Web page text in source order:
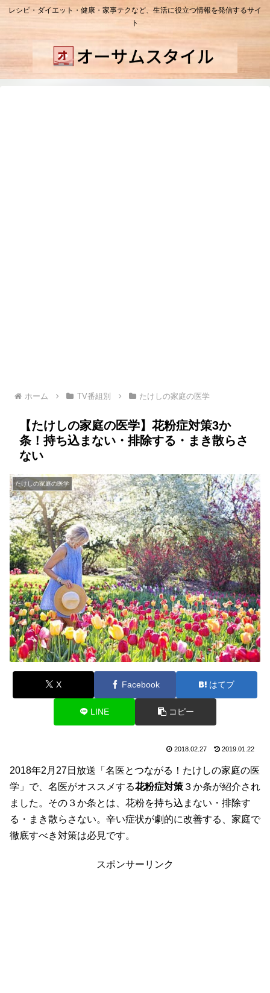
レシピ・ダイエット・健康・家事テクなど、生活に役立つ情報を発信するサイ
ト
ホーム TV番組別 たけしの家庭の医学
【たけしの家庭の医学】花粉症対策3か
条！持ち込まない・排除する・まき散らさ
ない
たけしの家庭の医学
X Facebook はてブ
LINE コピー
2018.02.27 2019.01.22
2018年2月27日放送「名医とつながる！たけしの家庭の医
学」で、名医がオススメする花粉症対策 ３か条が紹介され
ました。その３か条とは、花粉を持ち込まない・排除す
る・まき散らさない。辛い症状が劇的に改善する、家庭で
徹底すべき対策は必見です。
スポンサーリンク